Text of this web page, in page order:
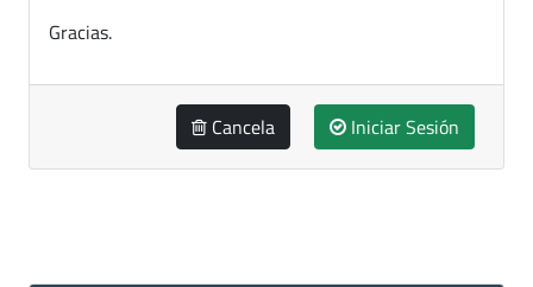
Gracias.
Cancela Iniciar Sesión